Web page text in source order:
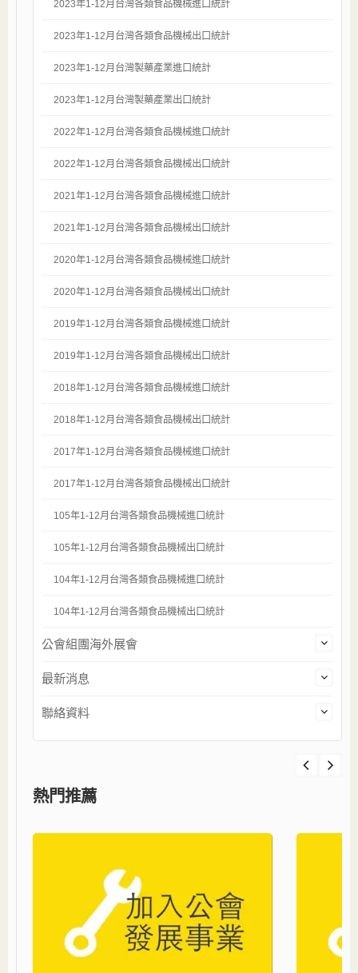
2023年1-12月台灣各類食品機械進口統計
2023年1-12月台灣各類食品機械出口統計
2023年1-12月台灣製藥產業進口統計
2023年1-12月台灣製藥產業出口統計
2022年1-12月台灣各類食品機械進口統計
2022年1-12月台灣各類食品機械出口統計
2021年1-12月台灣各類食品機械進口統計
2021年1-12月台灣各類食品機械出口統計
2020年1-12月台灣各類食品機械進口統計
2020年1-12月台灣各類食品機械出口統計
2019年1-12月台灣各類食品機械進口統計
2019年1-12月台灣各類食品機械出口統計
2018年1-12月台灣各類食品機械進口統計
2018年1-12月台灣各類食品機械出口統計
2017年1-12月台灣各類食品機械進口統計
2017年1-12月台灣各類食品機械出口統計
105年1-12月台灣各類食品機械進口統計
105年1-12月台灣各類食品機械出口統計
104年1-12月台灣各類食品機械進口統計
104年1-12月台灣各類食品機械出口統計
公會組團海外展會
最新消息
聯絡資料
熱門推薦